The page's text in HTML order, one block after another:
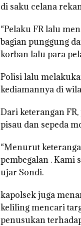
di saku celana
“Pelaku FR lalu
bagian punggung
korban lalu para
Polisi lalu
kediamannya di
Dari keterangan
pisau dan sepeda
“Menurut
pembegalan . Kami
ujar Sondi.
kapolsek juga
keliling mencari
penusukan